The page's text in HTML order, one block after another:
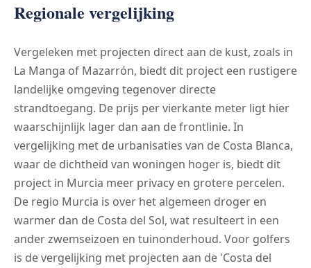
Regionale vergelijking
Vergeleken met projecten direct aan de kust, zoals in
La Manga of Mazarrón, biedt dit project een rustigere
landelijke omgeving tegenover directe
strandtoegang. De prijs per vierkante meter ligt hier
waarschijnlijk lager dan aan de frontlinie. In
vergelijking met de urbanisaties van de Costa Blanca,
waar de dichtheid van woningen hoger is, biedt dit
project in Murcia meer privacy en grotere percelen.
De regio Murcia is over het algemeen droger en
warmer dan de Costa del Sol, wat resulteert in een
ander zwemseizoen en tuinonderhoud. Voor golfers
is de vergelijking met projecten aan de 'Costa del